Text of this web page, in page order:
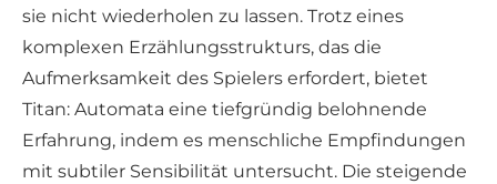
sie nicht wiederholen zu lassen. Trotz eines
komplexen Erzählungsstrukturs, das die
Aufmerksamkeit des Spielers erfordert, bietet
Titan: Automata eine tiefgründig belohnende
Erfahrung, indem es menschliche Empfindungen
mit subtiler Sensibilität untersucht. Die steigende